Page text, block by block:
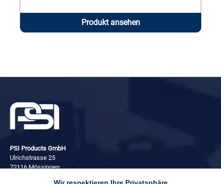
Produkt ansehen
PSI Products GmbH
Ulrichstrasse 25
72116 Mössingen